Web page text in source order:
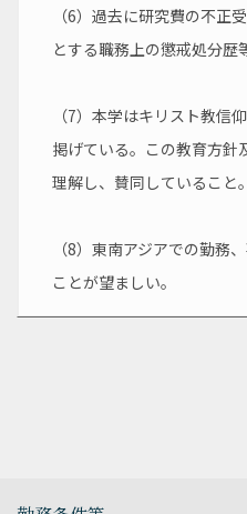
（6）過去に研究費の不正
とする職務上の懲戒処分歴
（7）本学はキリスト教信
掲げている。この教育方針
理解し、賛同していること。
（8）東南アジアでの勤務
ことが望ましい。